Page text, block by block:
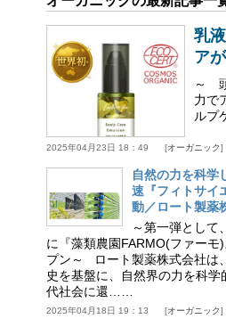
乳
ア
～
力で
ルプ
2025年04月23日 18：49 オーガニック
自然の力を科学
速『フィトサイ
動／ロート製薬
～第一弾として
に『藻類農園FARMO(ファーモ
プン～ ロート製薬株式会社は
史を基盤に、自然界の力を科学
代社会に還……
2025年04月18日 19：13 オーガニック